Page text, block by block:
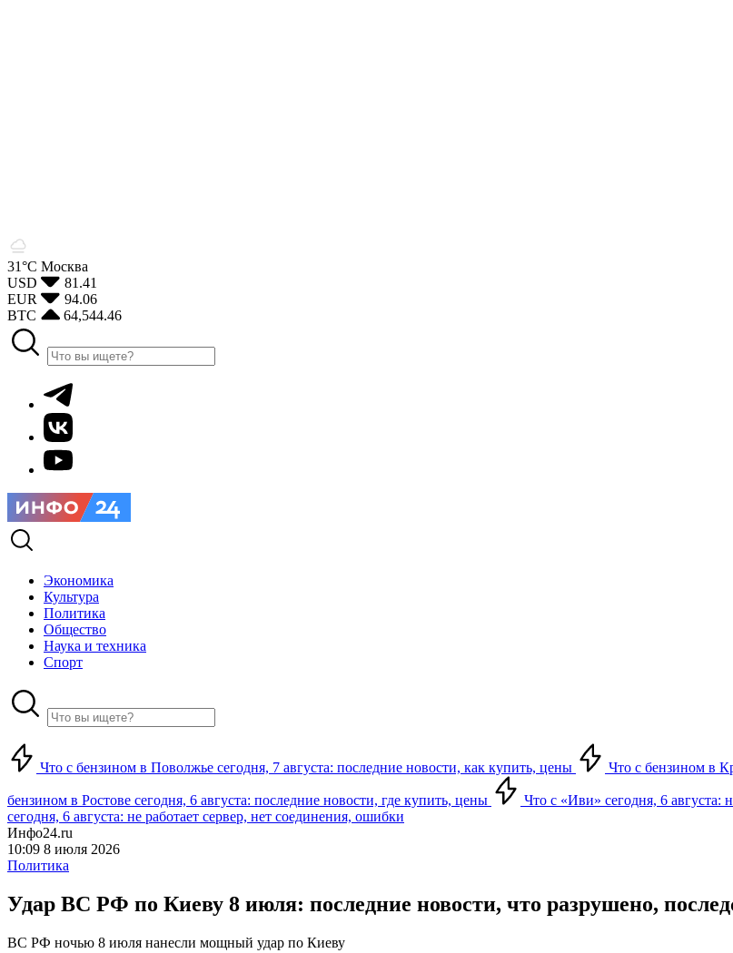
31°С Москва
USD
81.41
EUR
94.06
BTC
64,544.46
Экономика
Культура
Политика
Общество
Наука и техника
Спорт
Что с бензином в Поволжье сегодня, 7 августа: последние новости, как купить, цены Что с бензином в
бензином в Ростове сегодня, 6 августа: последние новости, где купить, цены Что с «Иви» сегодня, 6 августа:
сегодня, 6 августа: не работает сервер, нет соединения, ошибки
Инфо24.ru
10:09 8 июля 2026
Политика
Удар ВС РФ по Киеву 8 июля: последние новости, что разрушено,
ВС РФ ночью 8 июля нанесли мощный удар по Киеву